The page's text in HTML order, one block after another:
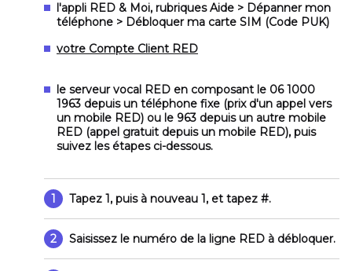
l'appli RED & Moi, rubriquesAide > Dépanner mon
téléphone > Débloquer ma carte SIM (Code PUK)
votre Compte Client RED
le serveur vocal RED en composant le 06 1000
1963 depuis un téléphone fixe (prix d'un appel vers
un mobile RED) ou le 963 depuis un autre mobile
RED (appel gratuit depuis un mobile RED), puis
suivez les étapes ci-dessous.
1 Tapez 1, puis à nouveau 1, et tapez #.
2 Saisissez le numéro de la ligne RED à débloquer.